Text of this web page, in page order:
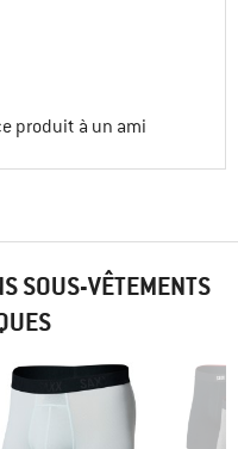
produit à un ami
SOUS-VÊTEMENTS